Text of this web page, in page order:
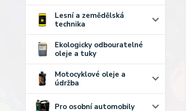
Lesní a zemědělská
technika
Ekologicky odbouratelné
oleje a tuky
Motocyklové oleje a
údržba
Pro osobní automobily